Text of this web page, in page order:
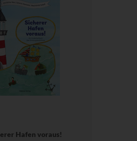
Hafen voraus!